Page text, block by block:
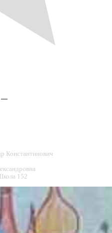
—
Константинович
152